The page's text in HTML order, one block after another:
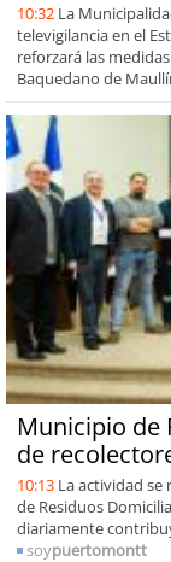
10:32 La
televigilancia en el
reforzará las
Baquedano de
Municipio de
de
10:13 La actividad se
de Residuos
diariamente
soypuertomontt